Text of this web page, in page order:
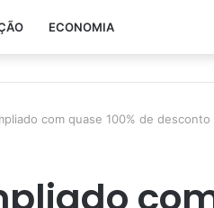
ECONOMIA
com quase 100% de desconto